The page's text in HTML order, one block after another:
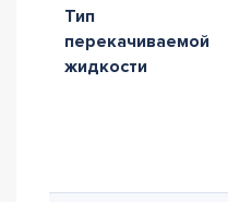
Тип
перекачиваемой
жидкости